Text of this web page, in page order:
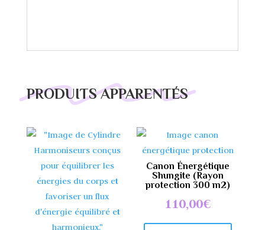
PRODUITS APPARENTÉS
Canon Énergétique
Shungite (Rayon
protection 300 m2)
110,00€